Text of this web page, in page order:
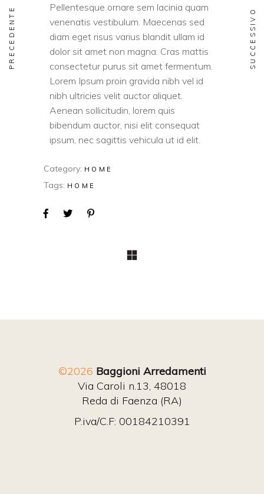
Pellentesque ornare sem lacinia quam
venenatis vestibulum. Maecenas sed
diam eget risus varius blandit ullam id
dolor sit amet non magna. Cras mattis
consectetur purus sit amet fermentum.
Lorem Ipsum proin gravida nibh vel id
nibh ultricies velit auctor aliquet.
Aenean sollicitudin, lorem quis
bibendum auctor, nisi elit consequat
ipsum, nec sagittis vehicula ut id elit.
Category: HOME
Tags: HOME
PRECEDENTE SUCCESSIVO
©2026 Baggioni Arredamenti
Via Caroli n.13, 48018
Reda di Faenza (RA)
P.iva/C.F: 00184210391